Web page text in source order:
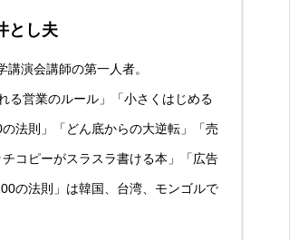
とし夫
演会講師の第一人者。
る営業のルール」「小さくはじめる
法則」「どん底からの大逆転」「売
コピーがスラスラ書ける本」「広告
の法則」は韓国、台湾、モンゴルで